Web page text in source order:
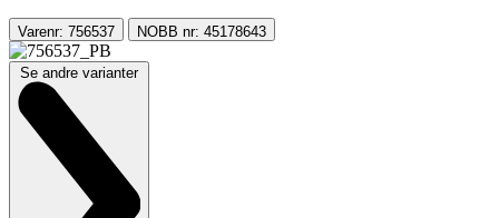
Varenr: 756537 NOBB nr: 45178643
Se andre varianter